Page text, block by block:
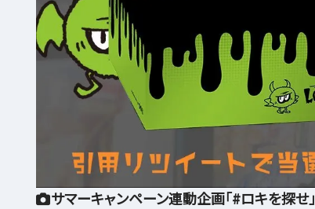
サマーキャンペーン連動企画「#ロキを探せ」